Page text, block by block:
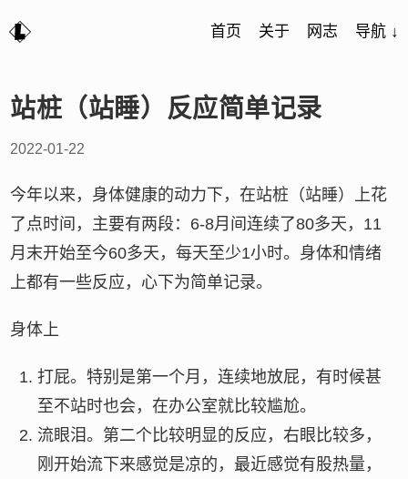
首页 关于 网志 导航 ↓
站桩（站睡）反应简单记录
2022-01-22
今年以来，身体健康的动力下，在站桩（站睡）上花
了点时间，主要有两段：6-8月间连续了80多天，11
月末开始至今60多天，每天至少1小时。身体和情绪
上都有一些反应，心下为简单记录。
身体上
打屁。特别是第一个月，连续地放屁，有时候甚
至不站时也会，在办公室就比较尴尬。
流眼泪。第二个比较明显的反应，右眼比较多，
刚开始流下来感觉是凉的，最近感觉有股热量，